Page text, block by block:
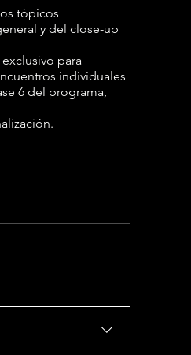
tópicos
y del close-up
para
individuales
6 del programa,